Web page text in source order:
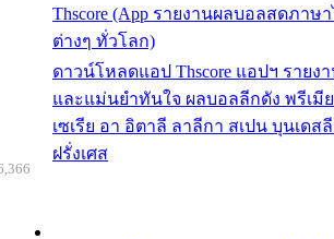
Thscore (App รายงานผลบอลสดภาษ
ต่างๆ ทั่วโลก)
ดาวน์โหลดแอป Thscore แอปฯ รายง
และแม่นยำทันใจ ผลบอลลีกดัง พรีเมี
เซเรีย อา อิตาลี ลาลีกา สเปน บุนเดส
ฝรั่งเศส